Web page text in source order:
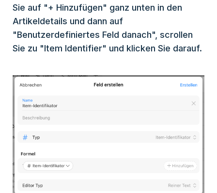
Sie auf "+ Hinzufügen" ganz unten in den
Artikeldetails und dann auf
"Benutzerdefiniertes Feld danach", scrollen
Sie zu "Item Identifier" und klicken Sie darauf.